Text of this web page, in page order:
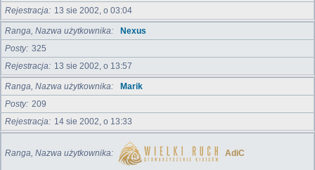
Rejestracja
13 sie 2002, o 03:04
Ranga, Nazwa użytkownika
Nexus
Posty 325
Rejestracja
13 sie 2002, o 13:57
Ranga, Nazwa użytkownika
Marik
Posty 209
Rejestracja
14 sie 2002, o 13:33
Ranga, Nazwa użytkownika AdiC